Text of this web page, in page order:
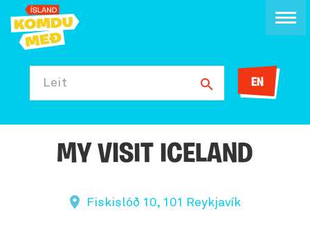
Leit EN
MY VISIT ICELAND
Fiskislóð 10, 101 Reykjavík